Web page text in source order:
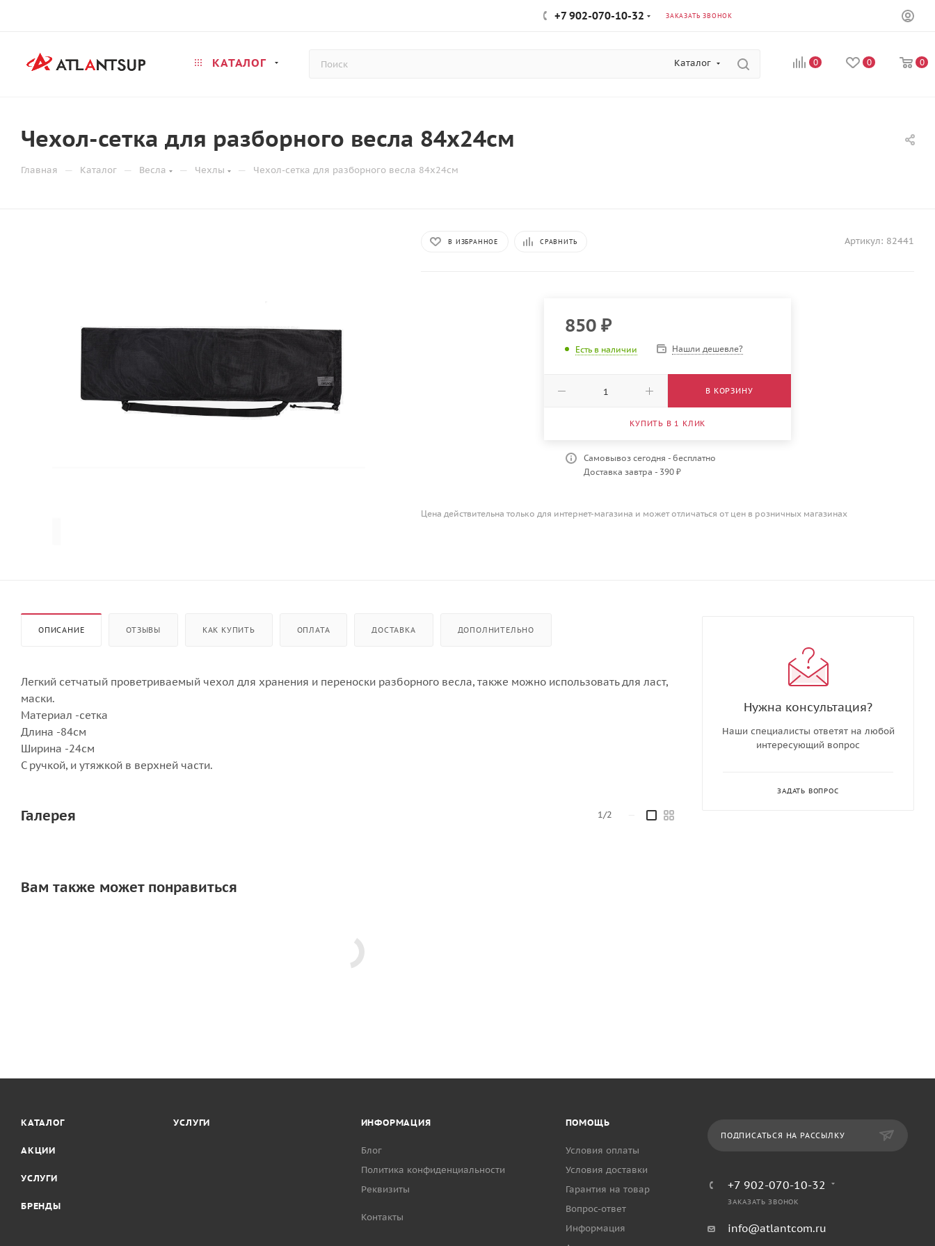
+7 902-070-10-32 ЗАКАЗАТЬ ЗВОНОК
КАТАЛОГ Каталог 0 0 0
Чехол-сетка для разборного весла 84х24см
Главная — Каталог — Весла — Чехлы — Чехол-сетка для разборного весла 84х24см
В ИЗБРАННОЕ СРАВНИТЬ Артикул: 82441
850 ₽
Есть в наличии Нашли дешевле?
В КОРЗИНУ
КУПИТЬ В 1 КЛИК
Самовывоз сегодня - бесплатно
Доставка завтра - 390 ₽
Цена действительна только для интернет-магазина и может отличаться от цен в розничных магазинах
ОПИСАНИЕ ОТЗЫВЫ КАК КУПИТЬ ОПЛАТА ДОСТАВКА ДОПОЛНИТЕЛЬНО
Легкий сетчатый проветриваемый чехол для хранения и переноски разборного весла, также можно использовать для ласт,
маски.
Материал -сетка
Длина -84см
Ширина -24см
С ручкой, и утяжкой в верхней части.
Галерея 1/2
Вам также может понравиться
Нужна консультация?
Наши специалисты ответят на любой
интересующий вопрос
ЗАДАТЬ ВОПРОС
КАТАЛОГ
АКЦИИ
УСЛУГИ
БРЕНДЫ
УСЛУГИ ИНФОРМАЦИЯ
Блог
Политика конфиденциальности
Реквизиты
Контакты
ПОМОЩЬ
Условия оплаты
Условия доставки
Гарантия на товар
Вопрос-ответ
Информация
ПОДПИСАТЬСЯ НА РАССЫЛКУ
+7 902-070-10-32
ЗАКАЗАТЬ ЗВОНОК
info@atlantcom.ru